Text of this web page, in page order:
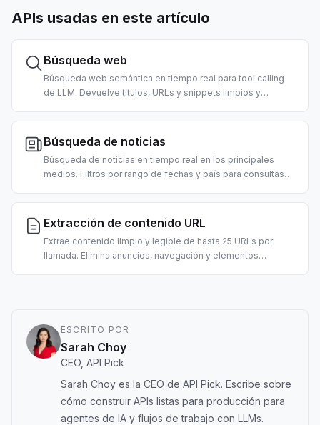
APIs usadas en este artículo
Búsqueda web
Búsqueda web semántica en tiempo real para tool calling
de LLM. Devuelve títulos, URLs y snippets limpios y
Admite filtros por país y fecha.
Búsqueda de noticias
Búsqueda de noticias en tiempo real en los principales
medios. Filtros por rango de fechas y país para consultas
del mercado y pipelines RAG.
Extracción de contenido URL
Extrae contenido limpio y legible de hasta 25 URLs por
llamada. Elimina anuncios, navegación y elementos
ESCRITO POR
Sarah Choy
CEO, API Pick
Sarah Choy es la CEO de API Pick. Escribe sobre
cómo construir APIs listas para producción para
agentes de IA y flujos de trabajo con LLMs.